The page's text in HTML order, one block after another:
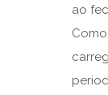
ao